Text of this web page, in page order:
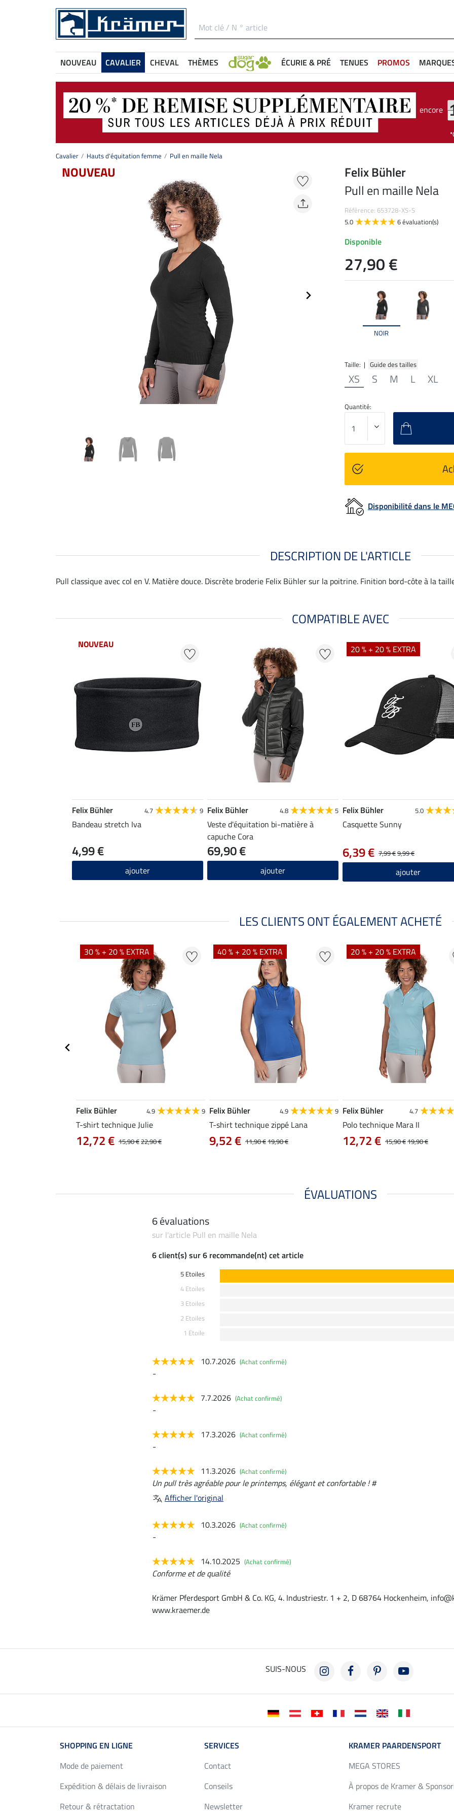
NOUVEAU CAVALIER CHEVAL THÈMES ÉCURIE & PRÉ TENUES PROMOS
encore
Cavalier Hauts d'équitation femme Pull en maille Nela
NOUVEAU
NOIR
Taille: | Guide des tailles
XS S M L XL
Felix Bühler
Pull en maille Nela
Référence: 653728-XS-S
5.0
6 évaluation(s)
Disponible
27,90 €
Quantité:
Disponibilité dans le
DESCRIPTION DE L'ARTICLE
Pull classique avec col en V. Matière douce. Discrète broderie Felix Bühler sur la poitrine. Finition bord-côte à la
COMPATIBLE AVEC
NOUVEAU
Felix Bühler 4.7 9
Bandeau stretch Iva
4,99 €
ajouter
Felix Bühler 4.8 5
Veste d'équitation bi-matière à
capuche Cora
69,90 €
ajouter
20 % + 20 % EXTRA
Felix Bühler 5.0
Casquette Sunny
7,99 €9,99 €
6,39 €
ajouter
LES CLIENTS ONT ÉGALEMENT ACHETÉ
30 % + 20 % EXTRA
Felix Bühler 4.9 9
T-shirt technique Julie
15,90 €22,90 €
12,72 €
40 % + 20 % EXTRA
Felix Bühler 4.9 9
T-shirt technique zippé Lana
11,90 €19,90 €
9,52 €
20 % + 20 % EXTRA
Felix Bühler 4.7
Polo technique Mara II
15,90 €19,90 €
12,72 €
ÉVALUATIONS
6 évaluations
sur l'article Pull en maille Nela
6 client(s) sur 6 recommande(nt) cet article
5 Etoiles
4 Etoiles
3 Etoiles
2 Etoiles
1 Etoile
10.7.2026 (Achat confirmé)
-
7.7.2026 (Achat confirmé)
-
17.3.2026 (Achat confirmé)
-
11.3.2026 (Achat confirmé)
Un pull très agréable pour le printemps, élégant et confortable ! #
Afficher l'original
10.3.2026 (Achat confirmé)
-
14.10.2025 (Achat confirmé)
Conforme et de qualité
Krämer Pferdesport GmbH & Co. KG, 4. Industriestr. 1 + 2, D 68764 Hockenheim,
www.kraemer.de
SUIS-NOUS
SHOPPING EN LIGNE
Mode de paiement
Expédition & délais de livraison
Retour & rétractation
SERVICES
Contact
Conseils
Newsletter
KRAMER PAARDENSPORT
MEGA STORES
À propos de Kramer &
Kramer recrute